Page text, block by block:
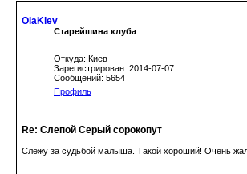
OlaKiev
Старейшина клуба
Откуда: Киев
Зарегистрирован: 2014-07-07
Сообщений: 5654
Профиль
Re: Слепой Серый сорокопут
Слежу за судьбой малыша. Такой хороший! Очень